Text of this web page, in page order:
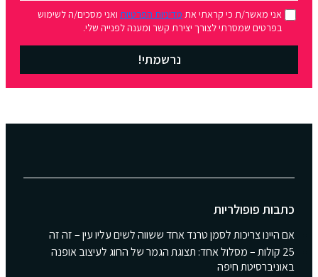
אני מאשר/ת כי קראתי את מדיניות הפרטיות ואני מסכים/ה לשימוש
בפרטים שמסרתי לצורך יצירת קשר ומענה לפנייה שלי.
נרשמתי!
כתבות פופולריות
אם היינו צריכות לסמן טרנד אחד ששווה לשים עליו עין – זה זה
25 קולות – מסלול אחד: תצוגת הגמר של החוג לעיצוב אופנה
באוניברסיטת חיפה